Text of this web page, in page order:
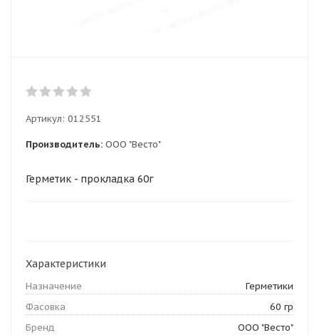
Артикул: 012551
Производитель: ООО "Весто"
Герметик - прокладка 60г
Характеристики
Назначение
Герметики
Фасовка
60 гр
Бренд
ООО "Весто"